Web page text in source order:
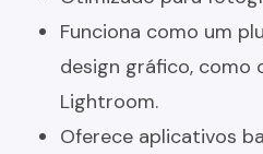
Funciona como um
design gráfico, como
Lightroom.
Oferece aplicativos